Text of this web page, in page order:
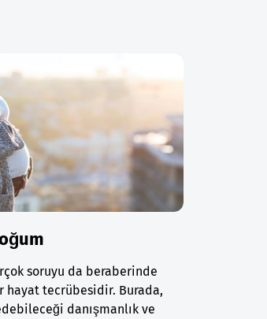
soruyu da beraberinde
hayat tecrübesidir. Burada,
danışmanlık ve